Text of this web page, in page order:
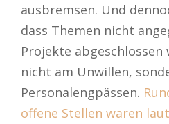
ausbremsen. Und
dass Themen nicht
Projekte abgeschlossen
nicht am Unwillen,
Personalengpässen.
offene Stellen waren